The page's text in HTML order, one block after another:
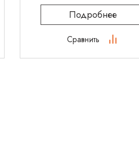
Подробнее
Сравнить